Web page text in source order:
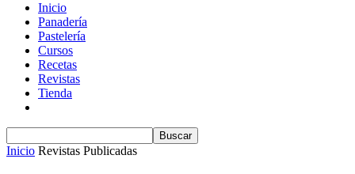
Inicio
Panadería
Pastelería
Cursos
Recetas
Revistas
Tienda
Inicio Revistas Publicadas